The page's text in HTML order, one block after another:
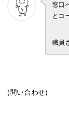
窓口
とコ
職員
(問い合わせ)